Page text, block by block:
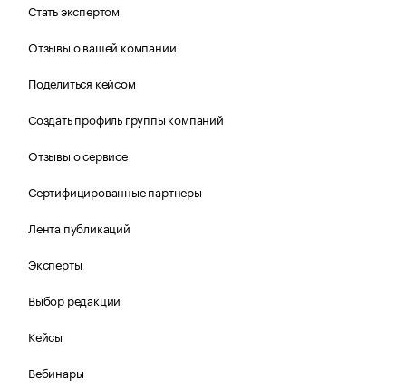
Стать экспертом
Отзывы о вашей компании
Поделиться кейсом
Создать профиль группы компаний
Отзывы о сервисе
Сертифицированные партнеры
Лента публикаций
Эксперты
Выбор редакции
Кейсы
Вебинары